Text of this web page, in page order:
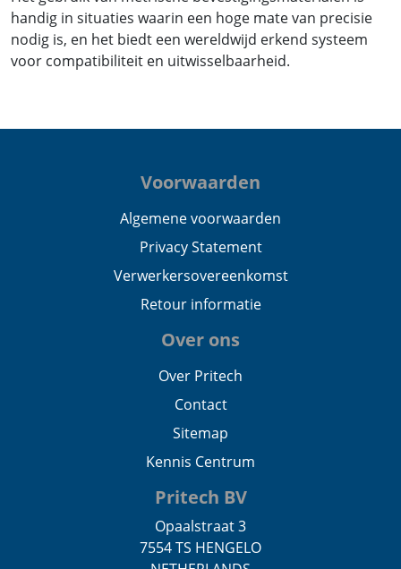
handig in situaties waarin een hoge mate van precisie
nodig is, en het biedt een wereldwijd erkend systeem
voor compatibiliteit en uitwisselbaarheid.
Voorwaarden
Algemene voorwaarden
Privacy Statement
Verwerkersovereenkomst
Retour informatie
Over ons
Over Pritech
Contact
Sitemap
Kennis Centrum
Pritech BV
Opaalstraat 3
7554 TS HENGELO